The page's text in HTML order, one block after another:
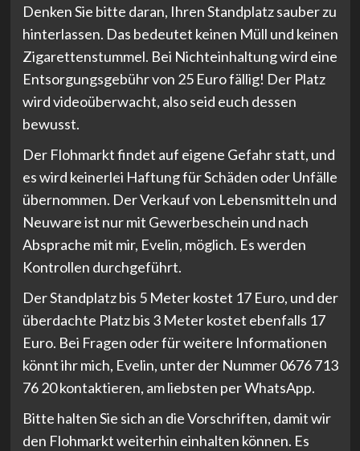
Denken Sie bitte daran, Ihren Standplatz sauber zu
hinterlassen. Das bedeutet keinen Müll und keinen
Zigarettenstummel. Bei Nichteinhaltung wird eine
Entsorgungsgebühr von 25 Euro fällig! Der Platz
wird videoüberwacht, also seid euch dessen
bewusst.
Der Flohmarkt findet auf eigene Gefahr statt, und
es wird keinerlei Haftung für Schäden oder Unfälle
übernommen. Der Verkauf von Lebensmitteln und
Neuware ist nur mit Gewerbeschein und nach
Absprache mit mir, Evelin, möglich. Es werden
Kontrollen durchgeführt.
Der Standplatz bis 5 Meter kostet 17 Euro, und der
überdachte Platz bis 3 Meter kostet ebenfalls 17
Euro. Bei Fragen oder für weitere Informationen
könnt ihr mich, Evelin, unter der Nummer 0676 713
76 20 kontaktieren, am liebsten per WhatsApp.
Bitte halten Sie sich an die Vorschriften, damit wir
den Flohmarkt weiterhin einhalten können. Es